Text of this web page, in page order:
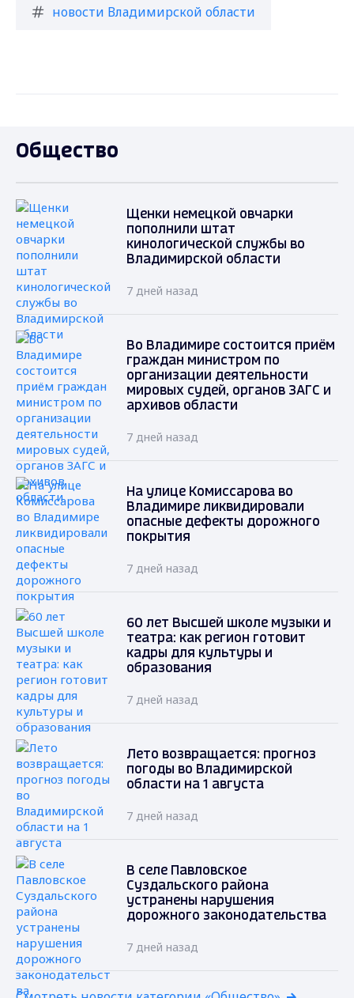
новости Владимирской области
Общество
Щенки немецкой овчарки
пополнили штат
кинологической службы во
Владимирской области
7 дней назад
Во Владимире состоится приём
граждан министром по
организации деятельности
мировых судей, органов ЗАГС и
архивов области
7 дней назад
На улице Комиссарова во
Владимире ликвидировали
опасные дефекты дорожного
покрытия
7 дней назад
60 лет Высшей школе музыки и
театра: как регион готовит
кадры для культуры и
образования
7 дней назад
Лето возвращается: прогноз
погоды во Владимирской
области на 1 августа
7 дней назад
В селе Павловское
Суздальского района
устранены нарушения
дорожного законодательства
7 дней назад